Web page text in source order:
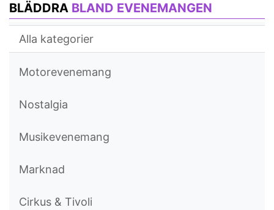
BLÄDDRA BLAND EVENEMANGEN
Alla kategorier
Motorevenemang
Nostalgia
Musikevenemang
Marknad
Cirkus & Tivoli